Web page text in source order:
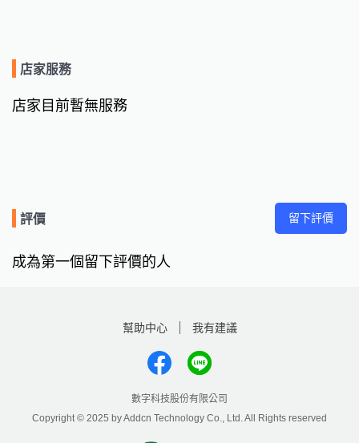
店家服務
店家目前暫無服務
評價 留下評價
成為第一個留下評價的人
幫助中心 我有建議
數字科技股份有限公司
Copyright © 2025 by Addcn Technology Co., Ltd. All Rights reserved